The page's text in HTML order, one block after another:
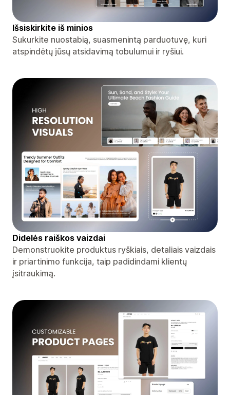
Išsiskirkite iš minios
Sukurkite nuostabią, suasmenintą parduotuvę, kuri
atspindėtų jūsų atsidavimą tobulumui ir ryšiui.
Didelės raiškos vaizdai
Demonstruokite produktus ryškiais, detaliais vaizdais
ir priartinimo funkcija, taip padidindami klientų
įsitraukimą.